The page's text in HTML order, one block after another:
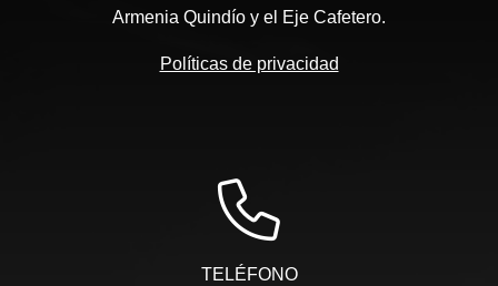
Armenia Quindío y el Eje Cafetero.
Políticas de privacidad
TELÉFONO